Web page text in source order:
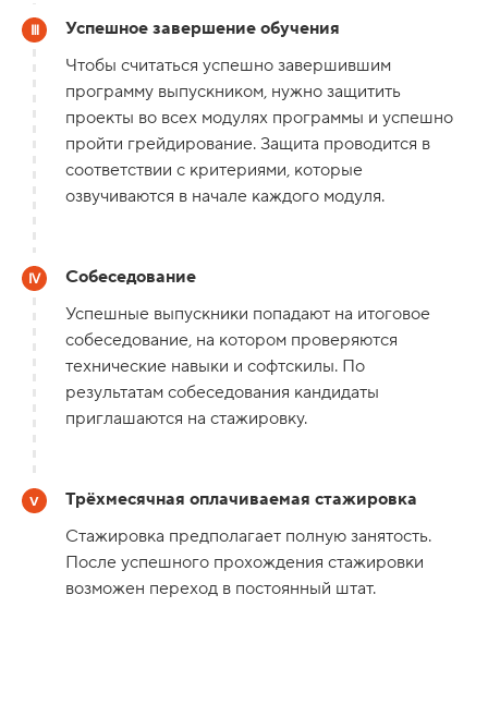
Успешное завершение обучения
Чтобы считаться успешно завершившим
программу выпускником, нужно защитить
проекты во всех модулях программы и успешно
пройти грейдирование. Защита проводится в
соответствии с критериями, которые
озвучиваются в начале каждого модуля.
Собеседование
Успешные выпускники попадают на итоговое
собеседование, на котором проверяются
технические навыки и софтскилы. По
результатам собеседования кандидаты
приглашаются на стажировку.
Трёхмесячная оплачиваемая стажировка
Стажировка предполагает полную занятость.
После успешного прохождения стажировки
возможен переход в постоянный штат.